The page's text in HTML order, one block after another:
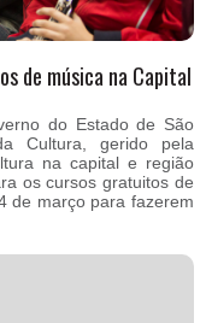
de música na Capital
do Estado de São
Cultura, gerido pela
na capital e região
os cursos gratuitos de
de março para fazerem